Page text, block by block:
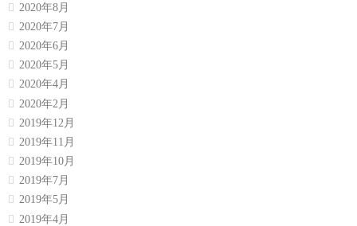
2020年8月
2020年7月
2020年6月
2020年5月
2020年4月
2020年2月
2019年12月
2019年11月
2019年10月
2019年7月
2019年5月
2019年4月